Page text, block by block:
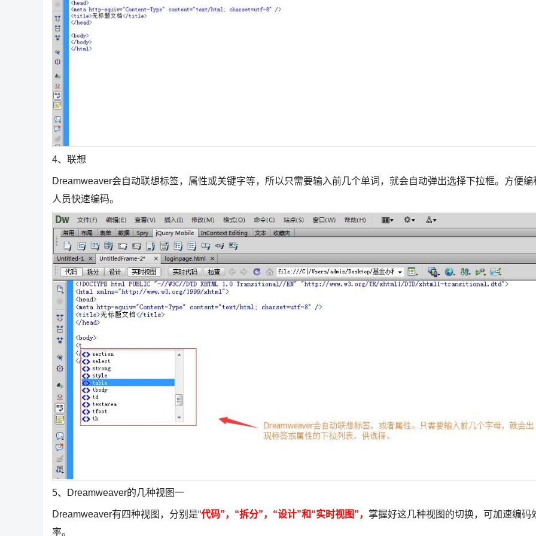
4、联想
Dreamweaver会自动联想标签，属性或关键字等，所以只需要输入前几个单词，就会自动弹出选择下拉框。方便编
人员快速编码。
5、Dreamweaver的几种视图一
Dreamweaver有四种视图，分别是“代码”，“拆分”，“设计”和“实时视图”， 掌握好这几种视图的切换，可加速编码
率。